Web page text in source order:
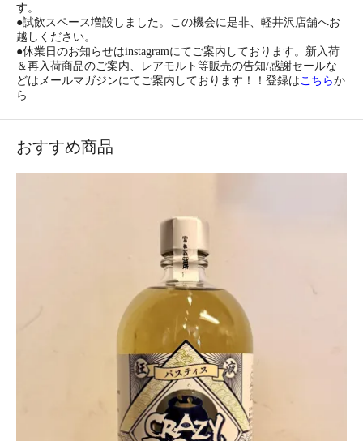
す。
●試飲スペース増設しました。この機会に是非、軽井沢店舗へお
越しください。
●休業日のお知らせはinstagramにてご案内しております。新入荷
＆再入荷商品のご案内、レアモルト等販売の告知/感謝セールな
どはメールマガジンにてご案内しております！！登録は こちらか
ら
おすすめ商品